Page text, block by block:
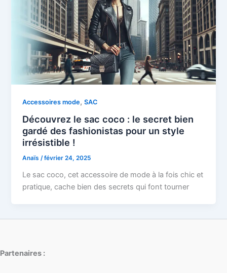
Accessoires mode,SAC
Découvrez le sac coco : le secret bien
gardé des fashionistas pour un style
irrésistible !
Anaïs/février 24, 2025
Le sac coco, cet accessoire de mode à la fois chic et
pratique, cache bien des secrets qui font tourner
Partenaires :